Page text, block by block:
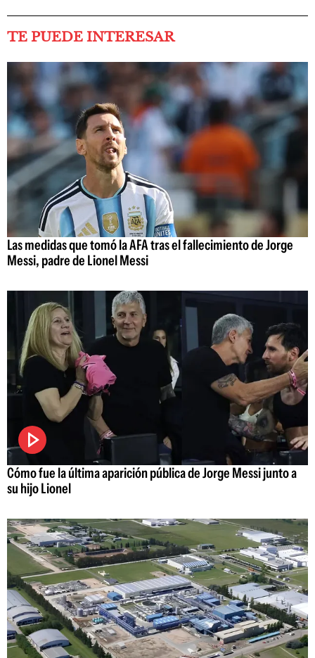
TE PUEDE INTERESAR
Las medidas que tomó la AFA tras el fallecimiento de Jorge
Messi, padre de Lionel Messi
Cómo fue la última aparición pública de Jorge Messi junto a
su hijo Lionel